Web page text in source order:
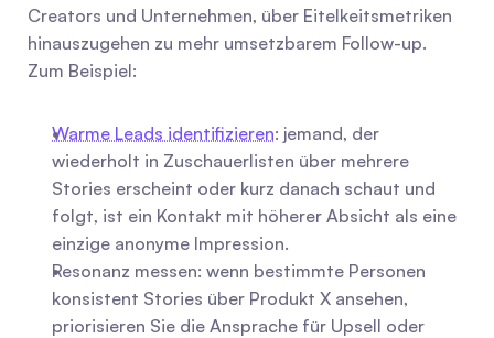
Creators und Unternehmen, über Eitelkeitsmetriken
hinauszugehen zu mehr umsetzbarem Follow-up.
Zum Beispiel:
Warme Leads identifizieren: jemand, der
wiederholt in Zuschauerlisten über mehrere
Stories erscheint oder kurz danach schaut und
folgt, ist ein Kontakt mit höherer Absicht als eine
einzige anonyme Impression.
Resonanz messen: wenn bestimmte Personen
konsistent Stories über Produkt X ansehen,
priorisieren Sie die Ansprache für Upsell oder